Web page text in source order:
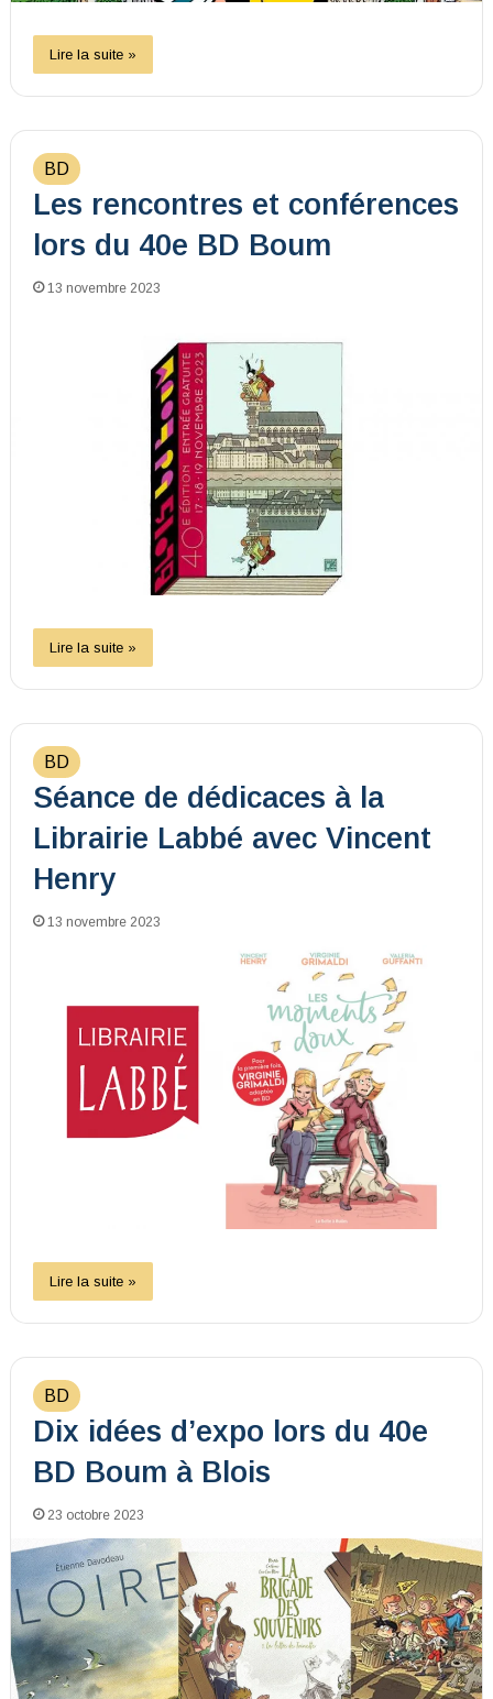
Lire la suite »
BD
Les rencontres et conférences
lors du 40e BD Boum
13 novembre 2023
Lire la suite »
BD
Séance de dédicaces à la
Librairie Labbé avec Vincent
Henry
13 novembre 2023
Lire la suite »
BD
Dix idées d’expo lors du 40e
BD Boum à Blois
23 octobre 2023